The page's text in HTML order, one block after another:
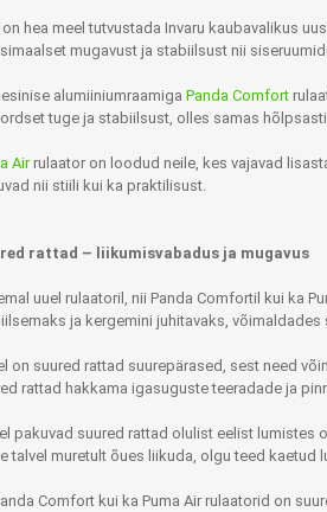
TERAAPIA ORTOOSID
Jalaortoosid
Põlveortoosid
ortoosid
hea meel tutvustada Invaru kaubavalikus
mugavust ja stabiilsust nii
alumiiniumraamiga Panda Comfort
tuge ja stabiilsust, olles samas
Airrulaator on loodud neile, kes vajavad
nii stiili kui ka praktilisust.
rattad – liikumisvabadus ja mugavus
uuel rulaatoril, nii Panda Comfortil kui ka
ja kergemini juhitavaks,
on suured rattad suurepärased, sest need
rattad hakkama igasuguste teeradade ja
pakuvad suured rattad olulist eelist lumistes
talvel muretult õues liikuda, olgu teed kaetud
Comfort kui ka Puma Air rulaatorid on